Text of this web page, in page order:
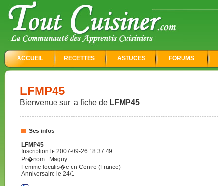
ACCUEIL RECETTES ASTUCES FORUMS
LFMP45
Bienvenue sur la fiche de LFMP45
Ses infos
LFMP45
Inscription le 2007-09-26 18:37:49
Pr�nom : Maguy
Femme localis�e en Centre (France)
Anniversaire le 24/1